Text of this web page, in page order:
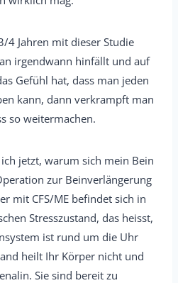
4 Jahren mit dieser Studie
irgendwann hinfällt und auf
Gefühl hat, dass man jeden
kann, dann verkrampft man
so weitermachen.
jetzt, warum sich mein Bein
zur Beinverlängerung
mit CFS/ME befindet sich in
Stresszustand, das heisst,
ist rund um die Uhr
heilt Ihr Körper nicht und
Sie sind bereit zu